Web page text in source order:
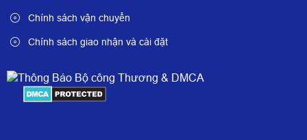
Chính sách vận chuyển
Chính sách giao nhận và cài đặt